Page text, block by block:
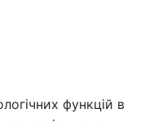
функцій в